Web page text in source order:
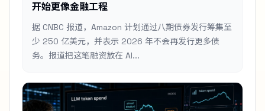
开始更像金融工程
据 CNBC 报道，Amazon 计划通过八期债券发行筹集至
少 250 亿美元，并表示 2026 年不会再发行更多债
务。报道把这笔融资放在 AI...